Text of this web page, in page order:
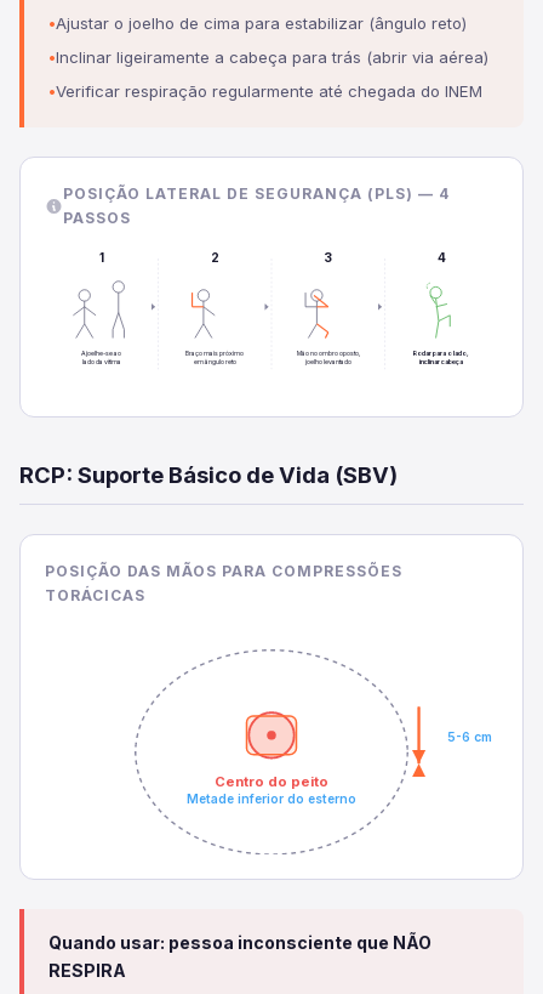
Ajustar o joelho de cima para estabilizar (ângulo reto)
Inclinar ligeiramente a cabeça para trás (abrir via aérea)
Verificar respiração regularmente até chegada do INEM
POSIÇÃO LATERAL DE SEGURANÇA (PLS) — 4
PASSOS
1
Ajoelhe-se ao
lado da vítima
2
Braço mais próximo
em ângulo reto
3
Mão no ombro oposto,
joelho levantado
4
Rodar para o lado,
inclinar cabeça
RCP: Suporte Básico de Vida (SBV)
POSIÇÃO DAS MÃOS PARA COMPRESSÕES
TORÁCICAS
Centro do peito
Metade inferior do esterno
5-6 cm
Quando usar: pessoa inconsciente que NÃO
RESPIRA